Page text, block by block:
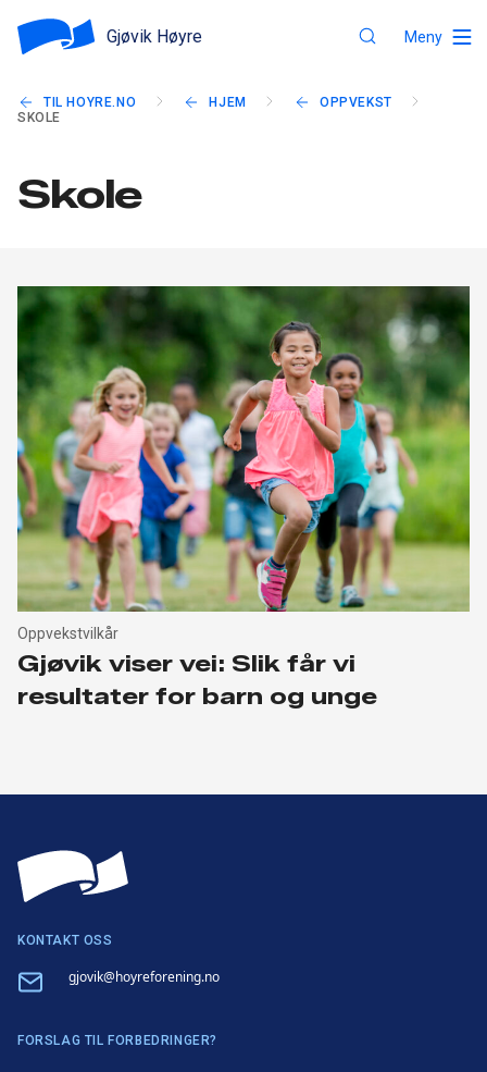
Gjøvik Høyre Meny
TIL HOYRE.NO HJEM
OPPVEKST
SKOLE
Skole
Oppvekstvilkår
Gjøvik viser vei: Slik får vi
resultater for barn og unge
KONTAKT OSS
Email gjovik@hoyreforening.no
FORSLAG TIL FORBEDRINGER?